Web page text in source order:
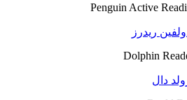
Penguin Active
ریدرز
Dolphin
دال